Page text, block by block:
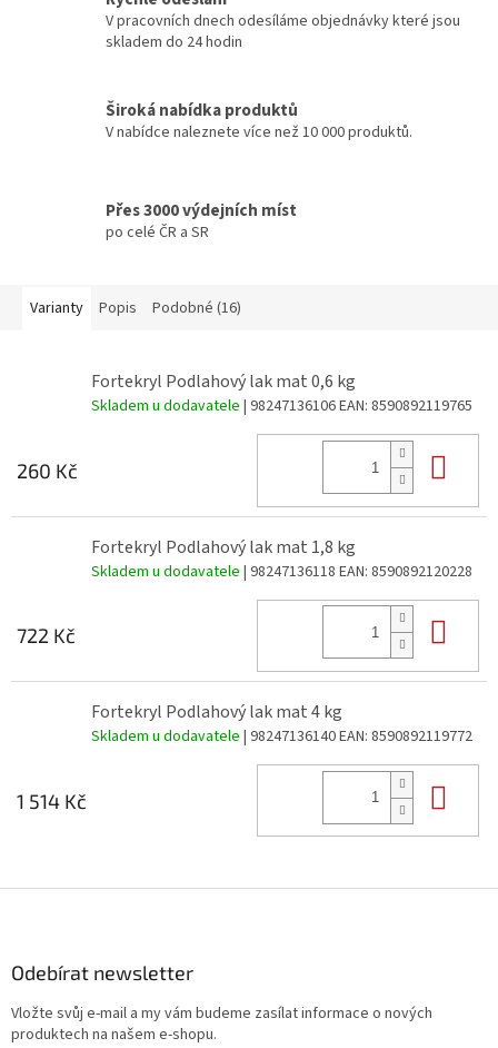
V pracovních dnech odesíláme objednávky které jsou
skladem do 24 hodin
Široká nabídka produktů
V nabídce naleznete více než 10 000 produktů.
Přes 3000 výdejních míst
po celé ČR a SR
Varianty Popis Podobné (16)
Fortekryl Podlahový lak mat 0,6 kg
Skladem u dodavatele | 98247136106EAN: 8590892119765
260 Kč
Fortekryl Podlahový lak mat 1,8 kg
Skladem u dodavatele | 98247136118 EAN: 8590892120228
722 Kč
Fortekryl Podlahový lak mat 4 kg
Skladem u dodavatele | 98247136140EAN: 8590892119772
1 514 Kč
Odebírat newsletter
Vložte svůj e-mail a my vám budeme zasílat informace o nových
produktech na našem e-shopu.